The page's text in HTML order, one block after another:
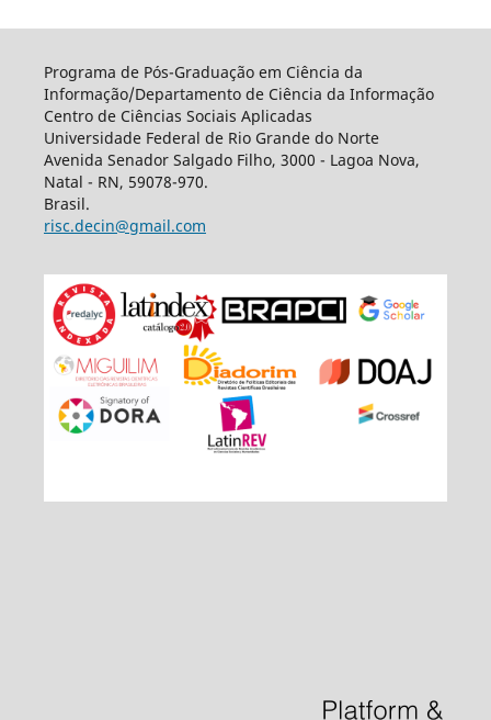
Programa de Pós-Graduação em Ciência da
Informação/Departamento de Ciência da Informação
Centro de Ciências Sociais Aplicadas
Universidade Federal de Rio Grande do Norte
Avenida Senador Salgado Filho, 3000 - Lagoa Nova,
Natal - RN, 59078-970.
Brasil.
risc.decin@gmail.com